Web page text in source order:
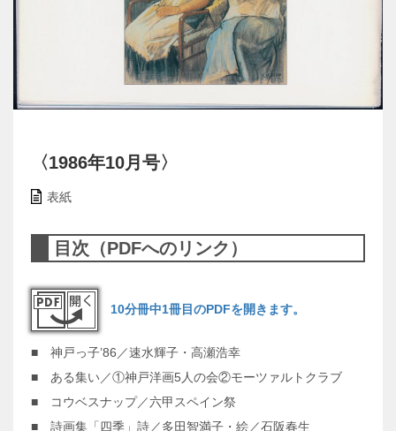
〈1986年10月号〉
表紙
目次（PDFへのリンク）
10分冊中1冊目のPDFを開きます。
■ 神戸っ子’86／速水輝子・高瀬浩幸
■ ある集い／①神戸洋画5人の会②モーツァルトクラブ
■ コウベスナップ／六甲スペイン祭
■ 詩画集「四季」詩／多田智満子・絵／石阪春生